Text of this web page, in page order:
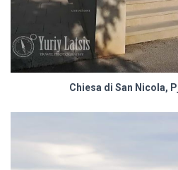
Chiesa di San Nicola,